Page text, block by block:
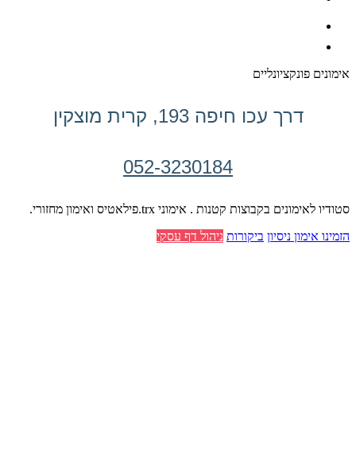
אימונים פונקציונליים
דרך עכו חיפה 193, קרית מוצקין
052-3230184
סטודיו לאימונים בקבוצות קטנות . אימוני trx.פילאטיס ואימון מחזורי.
הזמינו אימון ניסיון ביקורות ניהול דף עסקי